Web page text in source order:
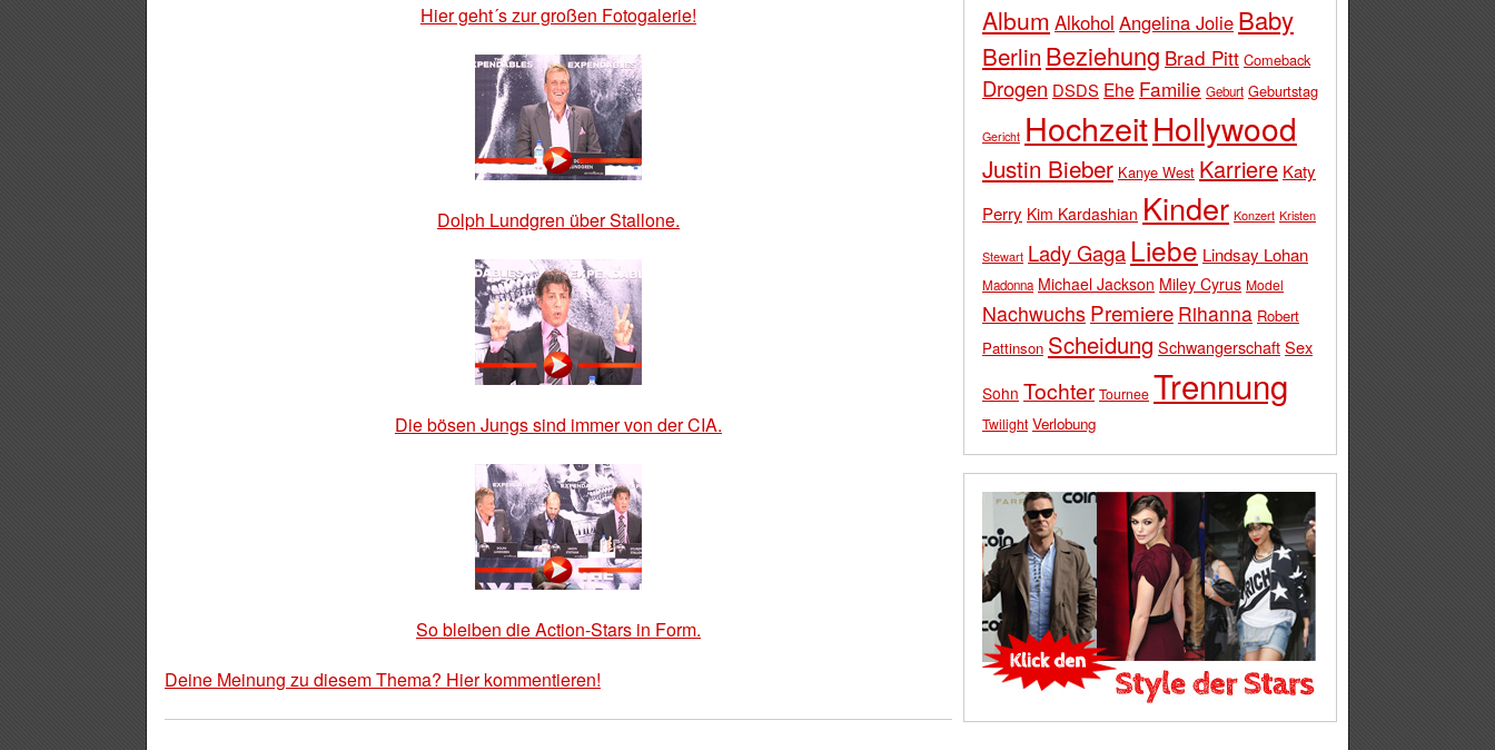
Hier geht´s zur großen Fotogalerie!
Dolph Lundgren über Stallone.
Die bösen Jungs sind immer von der CIA.
So bleiben die Action-Stars in Form.
Deine Meinung zu diesem Thema? Hier kommentieren!
Album Alkohol Angelina Jolie Baby
Berlin Beziehung Brad Pitt Comeback
Drogen DSDS Ehe Familie Geburt Geburtstag
Gericht HochzeitHollywood
Justin Bieber Kanye West Karriere Katy
Perry Kim Kardashian Kinder Konzert Kristen
Stewart Lady Gaga Liebe Lindsay Lohan
Madonna Michael Jackson Miley Cyrus Model
Nachwuchs Premiere Rihanna Robert
Pattinson Scheidung SchwangerschaftSex
Sohn Tochter Tournee Trennung
Twilight Verlobung